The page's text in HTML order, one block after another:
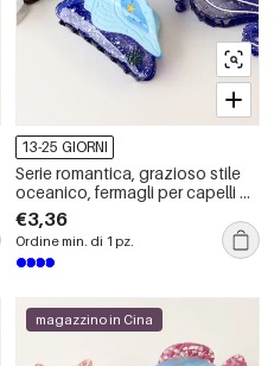
13-25 GIORNI
Serie romantica, grazioso stile
oceanico, fermagli per capelli da
donna in acetato
€3,36
Ordine min. di 1 pz.
magazzino in Cina